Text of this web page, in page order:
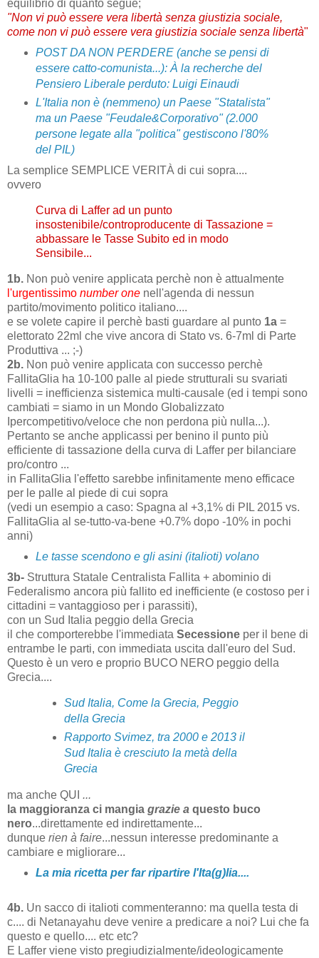
equilibrio di quanto segue;
"Non vi può essere vera libertà senza giustizia sociale,
come non vi può essere vera giustizia sociale senza libertà"
POST DA NON PERDERE (anche se pensi di
essere catto-comunista...): À la recherche del
Pensiero Liberale perduto: Luigi Einaudi
L'Italia non è (nemmeno) un Paese "Statalista"
ma un Paese "Feudale&Corporativo" (2.000
persone legate alla "politica" gestiscono l'80%
del PIL)
La semplice SEMPLICE VERITÀ di cui sopra....
ovvero
Curva di Laffer ad un punto
insostenibile/controproducente di Tassazione =
abbassare le Tasse Subito ed in modo
Sensibile...
1b. Non può venire applicata perchè non è attualmente
l'urgentissimo number one nell'agenda di nessun
partito/movimento politico italiano....
e se volete capire il perchè basti guardare al punto 1a =
elettorato 22ml che vive ancora di Stato vs. 6-7ml di Parte
Produttiva ... ;-)
2b. Non può venire applicata con successo perchè
FallitaGlia ha 10-100 palle al piede strutturali su svariati
livelli = inefficienza sistemica multi-causale (ed i tempi sono
cambiati = siamo in un Mondo Globalizzato
Ipercompetitivo/veloce che non perdona più nulla...).
Pertanto se anche applicassi per benino il punto più
efficiente di tassazione della curva di Laffer per bilanciare
pro/contro ...
in FallitaGlia l'effetto sarebbe infinitamente meno efficace
per le palle al piede di cui sopra
(vedi un esempio a caso: Spagna al +3,1% di PIL 2015 vs.
FallitaGlia al se-tutto-va-bene +0.7% dopo -10% in pochi
anni)
Le tasse scendono e gli asini (italioti) volano
3b- Struttura Statale Centralista Fallita + abominio di
Federalismo ancora più fallito ed inefficiente (e costoso per i
cittadini = vantaggioso per i parassiti),
con un Sud Italia peggio della Grecia
il che comporterebbe l'immediata Secessione per il bene di
entrambe le parti, con immediata uscita dall'euro del Sud.
Questo è un vero e proprio BUCO NERO peggio della
Grecia....
Sud Italia, Come la Grecia, Peggio
della Grecia
Rapporto Svimez, tra 2000 e 2013 il
Sud Italia è cresciuto la metà della
Grecia
ma anche QUI ...
la maggioranza ci mangia grazie a questo buco
nero...direttamente ed indirettamente...
dunque rien à faire...nessun interesse predominante a
cambiare e migliorare...
La mia ricetta per far ripartire l'Ita(g)lia....
4b. Un sacco di italioti commenteranno: ma quella testa di
c.... di Netanayahu deve venire a predicare a noi? Lui che fa
questo e quello.... etc etc?
E Laffer viene visto pregiudizialmente/ideologicamente